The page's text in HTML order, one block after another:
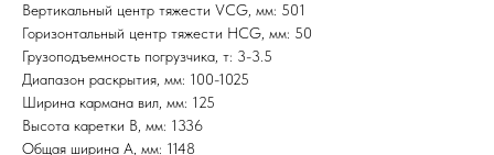
Вертикальный центр тяжести VCG, мм: 501
Горизонтальный центр тяжести HCG, мм: 50
Грузоподъемность погрузчика, т: 3-3.5
Диапазон раскрытия, мм: 100-1025
Ширина кармана вил, мм: 125
Высота каретки B, мм: 1336
Общая ширина A, мм: 1148